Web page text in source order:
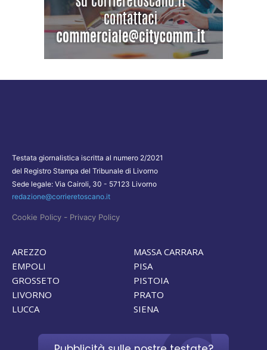
Testata giornalistica iscritta al numero 2/2021
del Registro Stampa del Tribunale di Livorno
Sede legale: Via Cairoli, 30 - 57123 Livorno
redazione@corrieretoscano.it
Cookie Policy - Privacy Policy
AREZZO
EMPOLI
GROSSETO
LIVORNO
LUCCA
MASSA CARRARA
PISA
PISTOIA
PRATO
SIENA